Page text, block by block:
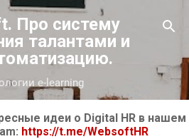
контенту
Про систему
талантами и
e-learning
идеи о Digital HR в нашем
https://t.me/WebsoftHR